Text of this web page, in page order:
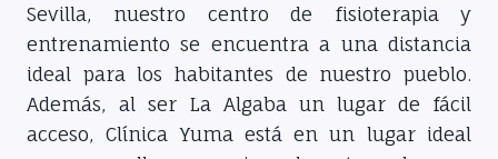
Sevilla, nuestro centro de fisioterapia y
entrenamiento se encuentra a una distancia
ideal para los habitantes de nuestro pueblo.
Además, al ser La Algaba un lugar de fácil
acceso, Clínica Yuma está en un lugar ideal